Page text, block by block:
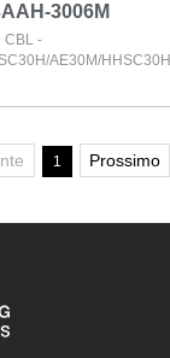
3006M
CBL -
AE30M/HHSC30H
1 Prossimo